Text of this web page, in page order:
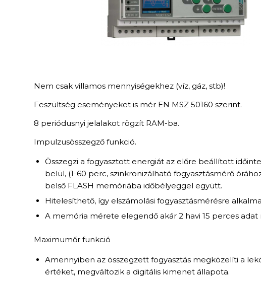
Nem csak villamos mennyiségekhez (víz, gáz, stb)!
Feszültség eseményeket is mér EN MSZ 50160 szerint.
8 periódusnyi jelalakot rögzít RAM-ba.
Impulzusösszegző funkció.
Összegzi a fogyasztott energiát az előre beállított
belül, (1-60 perc, szinkronizálható fogyasztásmérő
belső FLASH memóriába időbélyeggel együtt.
Hitelesíthető, így elszámolási fogyasztásmérésre
A memória mérete elegendő akár 2 havi 15 perces adat
Maximumőr funkció
Amennyiben az összegzett fogyasztás megközelíti a
értéket, megváltozik a digitális kimenet állapota.